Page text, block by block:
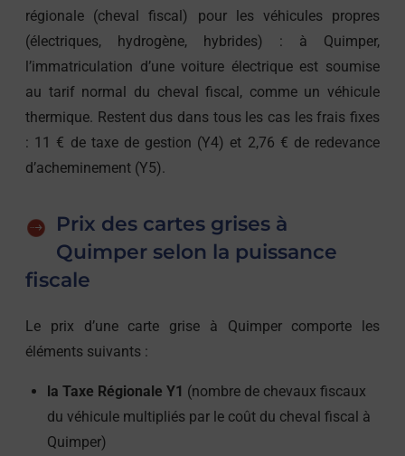
régionale (cheval fiscal) pour les véhicules propres
(électriques, hydrogène, hybrides) : à Quimper,
l’immatriculation d’une voiture électrique est soumise
au tarif normal du cheval fiscal, comme un véhicule
thermique. Restent dus dans tous les cas les frais fixes
: 11 € de taxe de gestion (Y4) et 2,76 € de redevance
d’acheminement (Y5).
Prix des cartes grises à
Quimper selon la puissance
fiscale
Le prix d’une carte grise à Quimper comporte les
éléments suivants :
la Taxe Régionale Y1 (nombre de chevaux fiscaux
du véhicule multipliés par le coût du cheval fiscal à
Quimper)